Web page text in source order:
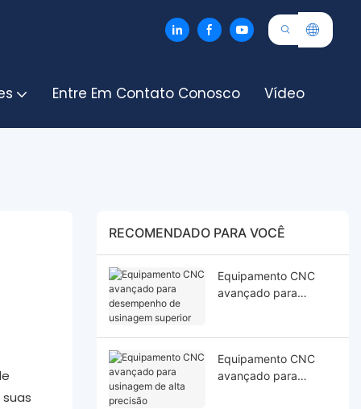
Entre Em Contato Conosco Vídeo
RECOMENDADO PARA VOCÊ
Equipamento CNC
avançado para
Equipamento CNC
avançado para